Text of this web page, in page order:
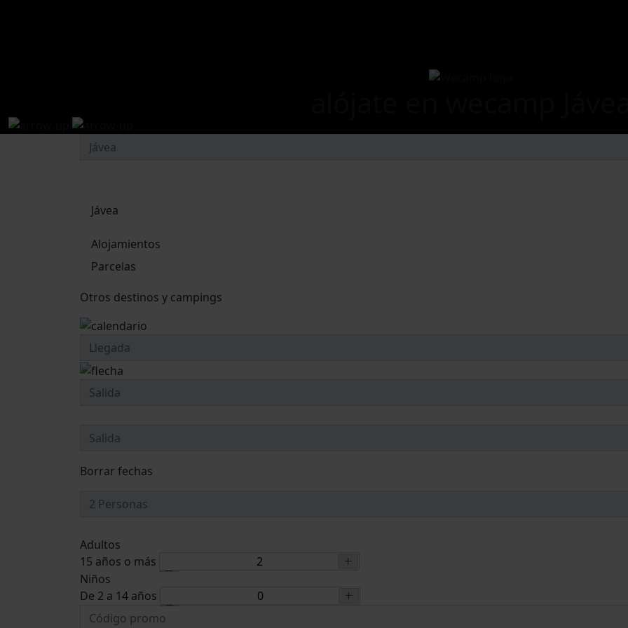
alójate en wecamp
Jávea
Alojamientos
Parcelas
Otros destinos y campings
Borrar fechas
Adultos
15 años o más
Niños
De 2 a 14 años